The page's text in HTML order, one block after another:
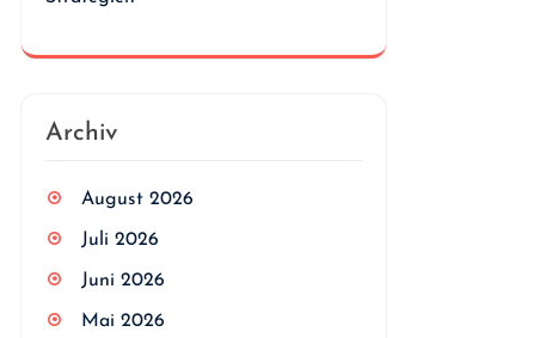
Archiv
August 2026
Juli 2026
Juni 2026
Mai 2026